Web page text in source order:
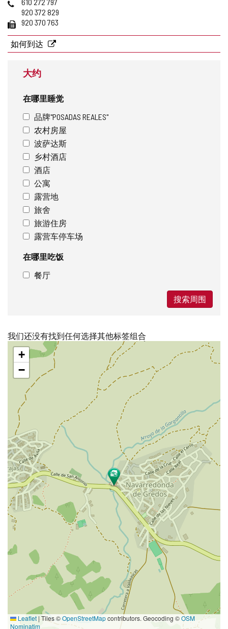
址
件
地
址
920 372 829
传
真
920 370 763
如何到达
大约
在哪里睡觉
品牌"POSADAS REALES"
农村房屋
波萨达斯
乡村酒店
酒店
公寓
露营地
旅舍
旅游住房
露营车停车场
在哪里吃饭
餐厅
搜索周围
我们还没有找到任何选择其他标签组合
跳
地
图
+
−
Leaflet | Tiles ©OpenStreetMapcontributors. Geocoding ©OSM
Nominatim